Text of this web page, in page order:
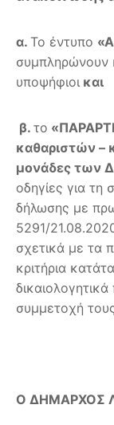
α. Το έντυπο
συμπληρώνουν
υποψήφιοι και
β. το
καθαριστών –
μονάδες των
οδηγίες για τη
δήλωσης με
5291/
σχετικά με τα
κριτήρια
συμμετοχή
Ο ΔΗΜΑΡΧΟΣ